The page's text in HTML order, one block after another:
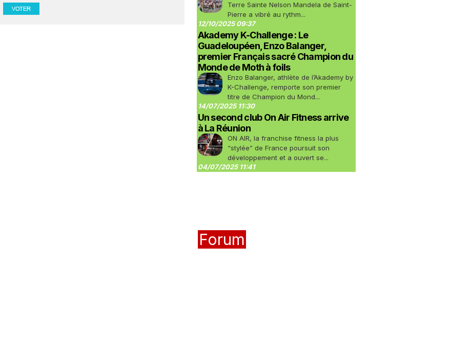
Terre Sainte Nelson Mandela de Saint-
Pierre a vibré au rythm...
12/10/2025 09:37
Akademy K-Challenge : Le
Guadeloupéen, Enzo Balanger,
premier Français sacré Champion du
Monde de Moth à foils
Enzo Balanger, athlète de l’Akademy by
K-Challenge, remporte son premier
titre de Champion du Mond...
14/07/2025 11:30
Un second club On Air Fitness arrive
à La Réunion
ON AIR, la franchise fitness la plus
“stylée” de France poursuit son
développement et a ouvert se...
04/07/2025 11:41
Forum